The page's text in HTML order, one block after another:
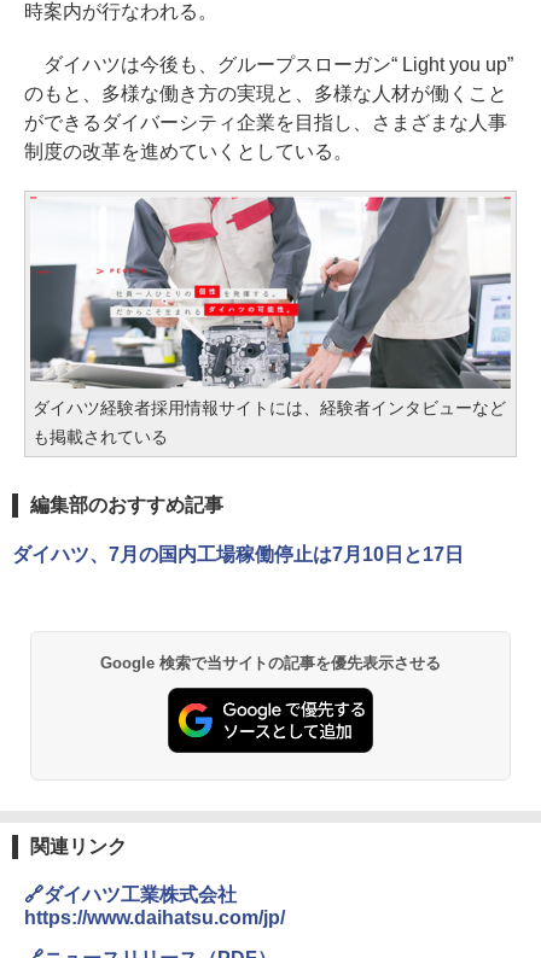
時案内が行なわれる。
ダイハツは今後も、グループスローガン“ Light you up”
のもと、多様な働き方の実現と、多様な人材が働くこと
ができるダイバーシティ企業を目指し、さまざまな人事
制度の改革を進めていくとしている。
ダイハツ経験者採用情報サイトには、経験者インタビューなど
も掲載されている
編集部のおすすめ記事
ダイハツ、7月の国内工場稼働停止は7月10日と17日
Google 検索で当サイトの記事を優先表示させる
関連リンク
🔗ダイハツ工業株式会社
https://www.daihatsu.com/jp/